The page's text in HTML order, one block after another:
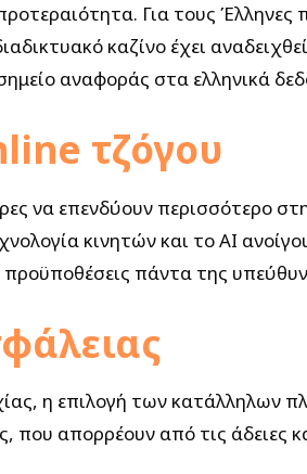
Για τους Έλληνες
καζίνο έχει
αναφοράς στα ελληνικά
τζόγου
να επενδύουν περισσότερο
κινητών και το AI
πάντα της
η επιλογή των κατάλληλων
απορρέουν από τις άδειες